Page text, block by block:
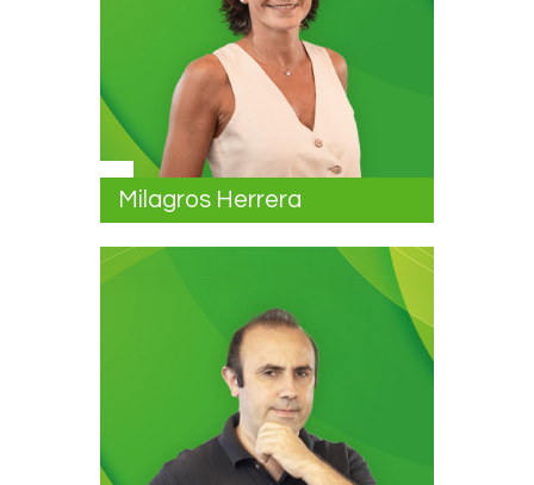
Milagros Herrera